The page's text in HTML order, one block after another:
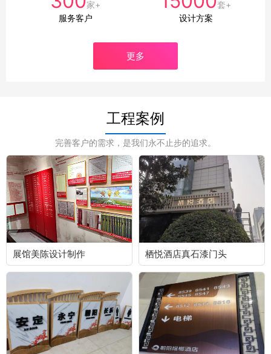
家+
服务客户
套+
设计方案
更多
工程案例
完善客户的需求，是我们永不止步的追求。
展馆美陈设计制作 栖悦酒店真石漆门头